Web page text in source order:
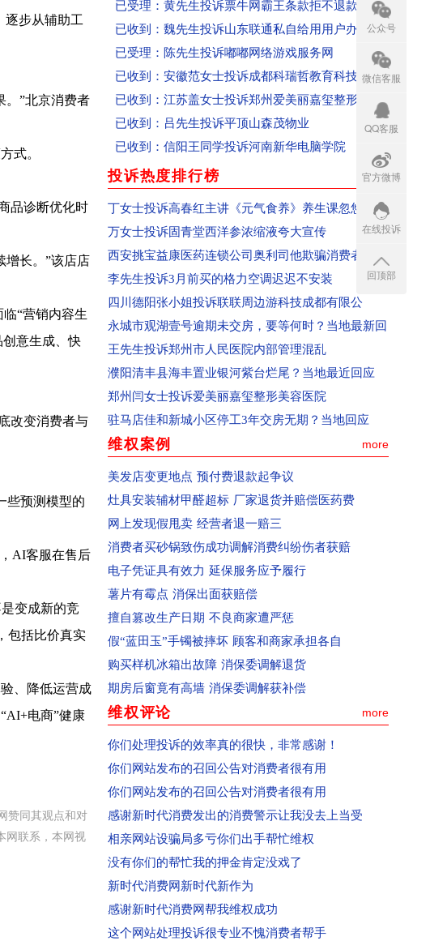
步从辅助工
”北京消费者
式。
品诊断优化时
长。”该店店
“营销内容生
创意生成、快
改变消费者与
些预测模型的
AI客服在售后
变成新的竞
包括比价真实
、降低运营成
电商”健康
赞同其观点和对
网联系，本网视
已收到：魏先生投诉山东联通私自给用用户办理流
已受理：陈先生投诉嘟嘟网络游戏服务网
已收到：安徽范女士投诉成都科瑞哲教育科技有限
已收到：江苏盖女士投诉郑州爱美丽嘉玺整形美容
已收到：吕先生投诉平顶山森茂物业
已收到：信阳王同学投诉河南新华电脑学院
已收到：郑州闫女士投诉爱美丽嘉玺整形美容医院
回复：辽宁盘锦刘女士投诉青岛航空已收到
回复：湖南省怀化沈同学投诉青岛航空已收到
回复：河南学生投诉郑州富康国际美发学校
回复：河南省郑州市群众投诉泰山誉景已收到
已受理：河南省新郑市群众投诉新郑南龙湖孔雀城
已受理：河南省清丰县群众投诉海丰置业
已受理：河南省郑州市群众投诉天旺广场鲤鱼门饭
已受理：消费者投诉天猫宝洁官方旗舰店
已收到：消费者投诉青岛航空公司
已收到：河南郑州市消费者投诉大学路南四环鑫苑
已收到：河南省郑州市群众投诉郑州经开区阳光城
已收到：河南省商丘群众投诉商丘市中心汽车站
回复：河南省商丘群众投诉前程嘉苑已收到
已受理：河南省西平县群众投诉美景国际现代城
已收到：河南省周口市淮阳区群众投诉华悦学府
已受理：业主投诉驻马店市上海滩花园
已收到：业主投诉济源天坛办事处商都苑
回复：河南省济源群众投诉公租房已收到
回复：平顶山群众投诉群星汇中心城美食城已收到
回复：河南省平顶山市群众投诉亚丁湾已收到
已收到：信阳市商城县消费者投诉阳光帝景
已收到：平顶山消费者投诉黄金花园
已收到：驻马店袁先生投诉爱克儿童梦幻乐园
回复：河南汝州市群众投诉汝州市南关花园C区已
回复：河南省洛阳市孟津区群众投诉中央花园已收
回复：河南省郑州高新区群众投诉金海西湖美景小
回复：河南省郑州二七区群众投诉河南书山教育已
已受理：河南省郑州金水区群众投诉郑州康宁南洋
已受理：佛山消费者梁女士投诉Owhat
已收到：消费者投诉新蔡县共享电动车
已收到：业主投诉焦作市常绿林溪谷
已受理：郑州市消费者投诉河南移动
投诉热度排行榜 more
丁女士投诉高春红主讲《元气食养》养生课忽悠
万女士投诉固青堂西洋参浓缩液夸大宣传
西安挑宝益康医药连锁公司奥利司他欺骗消费者
李先生投诉3月前买的格力空调迟迟不安装
四川德阳张小姐投诉联联周边游科技成都有限公
永城市观湖壹号逾期未交房，要等何时？当地最新回
王先生投诉郑州市人民医院内部管理混乱
濮阳清丰县海丰置业银河紫台烂尾？当地最近回应
郑州闫女士投诉爱美丽嘉玺整形美容医院
驻马店佳和新城小区停工3年交房无期？当地回应
维权案例 more
美发店变更地点 预付费退款起争议
灶具安装辅材甲醛超标 厂家退货并赔偿医药费
网上发现假甩卖 经营者退一赔三
消费者买砂锅致伤成功调解消费纠纷伤者获赔
电子凭证具有效力 延保服务应予履行
薯片有霉点 消保出面获赔偿
擅自篡改生产日期 不良商家遭严惩
假“蓝田玉”手镯被摔坏 顾客和商家承担各自
购买样机冰箱出故障 消保委调解退货
期房后窗竟有高墙 消保委调解获补偿
维权评论 more
你们处理投诉的效率真的很快，非常感谢！
你们网站发布的召回公告对消费者很有用
你们网站发布的召回公告对消费者很有用
感谢新时代消费发出的消费警示让我没去上当受
相亲网站设骗局多亏你们出手帮忙维权
没有你们的帮忙我的押金肯定没戏了
新时代消费网新时代新作为
感谢新时代消费网帮我维权成功
这个网站处理投诉很专业不愧消费者帮手
公众号
微信客服
QQ客服
官方微博
在线投诉
回顶部